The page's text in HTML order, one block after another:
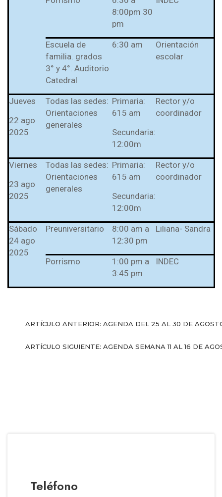
8:00pm 30
pm
Escuela de
familia. grados
3° y 4°. Auditorio
Catedral
6:30 am
Orientación
escolar
Jueves
22 ago
2025
Todas las sedes:
Orientaciones
generales
Primaria:
615 am
Secundaria:
12:00m
Rector y/o
coordinador
Viernes
23 ago
2025
Todas las sedes:
Orientaciones
generales
Primaria:
615 am
Secundaria:
12:00m
Rector y/o
coordinador
Sábado
24 ago
2025
Preuniversitario
8:00 am a
12:30 pm
Liliana- Sandra
Porrismo
1:00 pm a
3:45 pm
INDEC
ARTÍCULO ANTERIOR: AGENDA DEL 25 AL 30 DE
ARTÍCULO SIGUIENTE: AGENDA SEMANA 11 AL 16 DE
Teléfono